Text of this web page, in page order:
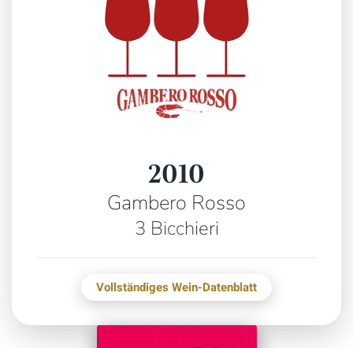
2010
Gambero Rosso
3 Bicchieri
Vollständiges Wein-Datenblatt